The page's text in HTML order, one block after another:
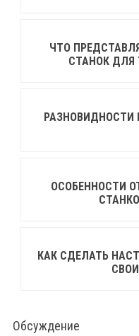
ЧТО
СТАНОК ДЛЯ
РАЗНОВИДНОСТИ
ОСОБЕННОСТИ
КАК СДЕЛАТЬ
Обсуждение